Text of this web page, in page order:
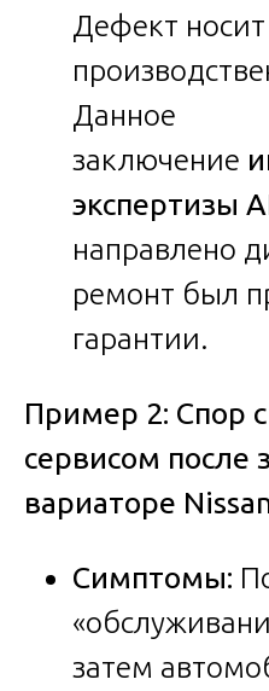
Дефект носит
Данное
заключение
экспертизы
направлено
ремонт был
гарантии.
Пример 2: Спор
сервисом после
вариаторе
Симптомы:
затем